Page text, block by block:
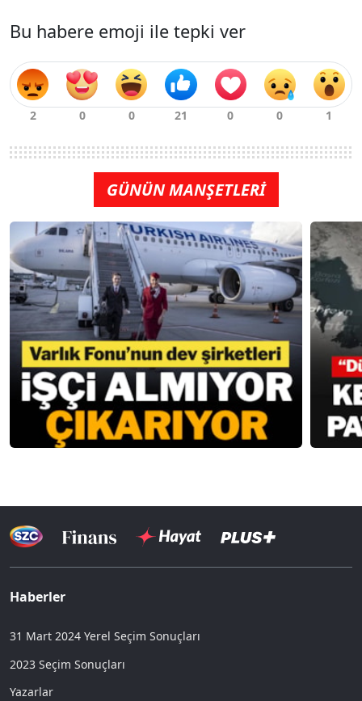
Bu habere emoji ile tepki ver
GÜNÜN MANŞETLERİ
Haberler
31 Mart 2024 Yerel Seçim Sonuçları
2023 Seçim Sonuçları
Yazarlar